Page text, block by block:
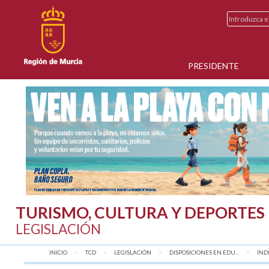
PRESIDENTE
TURISMO, CULTURA Y DEPORTES
LEGISLACIÓN
INICIO TCD LEGISLACIÓN DISPOSICIONES EN EDU...